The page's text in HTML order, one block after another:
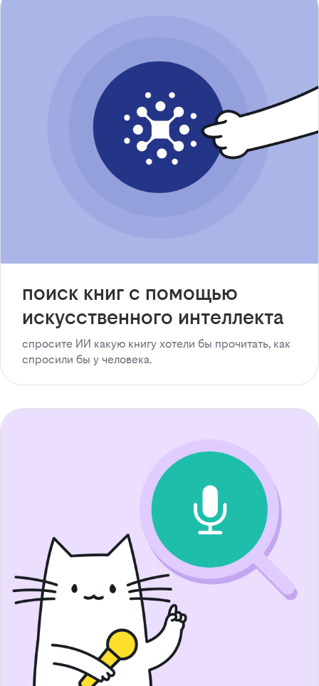
поиск книг с помощью
искусственного интеллекта
спросите ИИ какую книгу хотели бы прочитать, как
спросили бы у человека.